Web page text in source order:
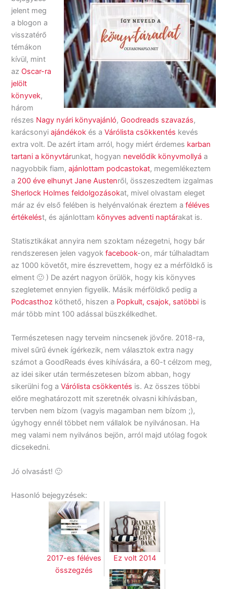
jelent meg
a blogon a
visszatérő
témákon
kívül, mint
az Oscar-ra
jelölt
könyvek,
három
részes Nagy nyári könyvajánló, Goodreads szavazás,
karácsonyiajándékok és aVárólista csökkentés kevés
extra volt. De azért írtam arról, hogy miért érdemes karban
tartani a könyvtárunkat, hogyan nevelődik könyvmollyá a
nagyobbik fiam,ajánlottam podcastokat, megemlékeztem
a 200 éve elhunyt Jane Austenről, összeszedtem izgalmas
Sherlock Holmes feldolgozásokat, mivel olvastam eleget
már az év első felében is helyénvalónak éreztem aféléves
értékelést, és ajánlottam könyves adventi naptárakat is.
Statisztikákat annyira nem szoktam nézegetni, hogy bár
rendszeresen jelen vagyokfacebook-on, már túlhaladtam
az 1000 követőt, mire észrevettem, hogy ez a mérföldkő is
elment 🙂 ) De azért nagyon örülök, hogy kis könyves
szegletemet ennyien figyelik. Másik mérföldkő pedig a
Podcasthoz köthető, hiszen a Popkult, csajok, satöbbi is
már több mint 100 adással büszkélkedhet.
Természetesen nagy terveim nincsenek jövőre. 2018-ra,
mivel sűrű évnek ígérkezik, nem választok extra nagy
számot a GoodReads éves kihívására, a 60-t célzom meg,
az idei siker után természetesen bízom abban, hogy
sikerülni fog aVárólista csökkentés is. Az összes többi
előre meghatározott mit szeretnék olvasni kihívásban,
tervben nem bízom (vagyis magamban nem bízom ;),
úgyhogy ennél többet nem vállalok be nyilvánosan. Ha
meg valami nem nyilvános bejön, arról majd utólag fogok
dicsekedni.
Jó olvasást! 🙂
Hasonló bejegyzések:
2017-es féléves
összegzés
Ez volt 2014